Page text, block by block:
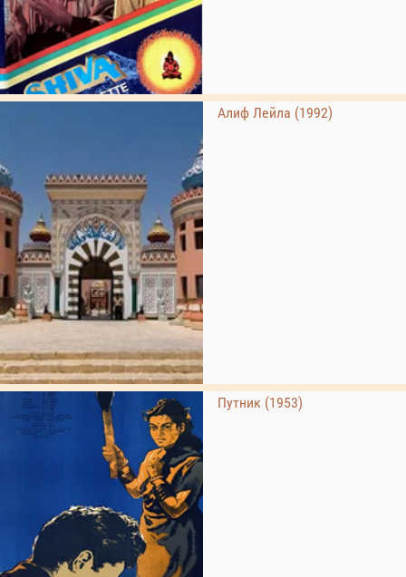
Алиф Лейла (1992)
Путник (1953)